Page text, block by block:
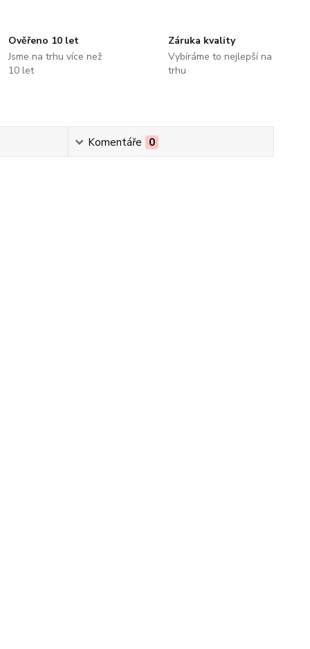
Ověřeno 10 let
Jsme na trhu více než
10 let
Záruka kvality
Vybíráme to nejlepší na
trhu
Komentáře 0